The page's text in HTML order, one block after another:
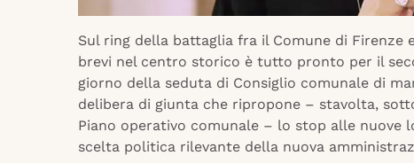
Sul ring della battaglia fra il Comune di
brevi nel centro storico è tutto pronto per il
giorno della seduta di Consiglio comunale di
delibera di giunta che ripropone – stavolta,
Piano operativo comunale – lo stop alle nuove
scelta politica rilevante della nuova